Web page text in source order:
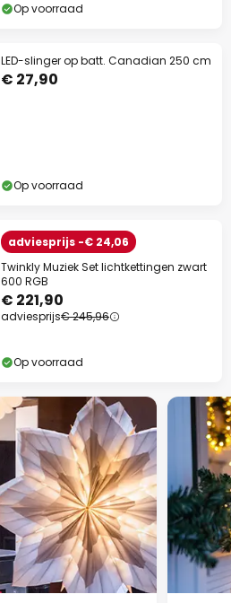
Op voorraad
LED-slinger op batt. Canadian 250 cm
€ 27,90
Op voorraad
adviesprijs -€ 24,06
Twinkly Muziek Set lichtkettingen zwart
600 RGB
€ 221,90
adviesprijs€ 245,96
Op voorraad